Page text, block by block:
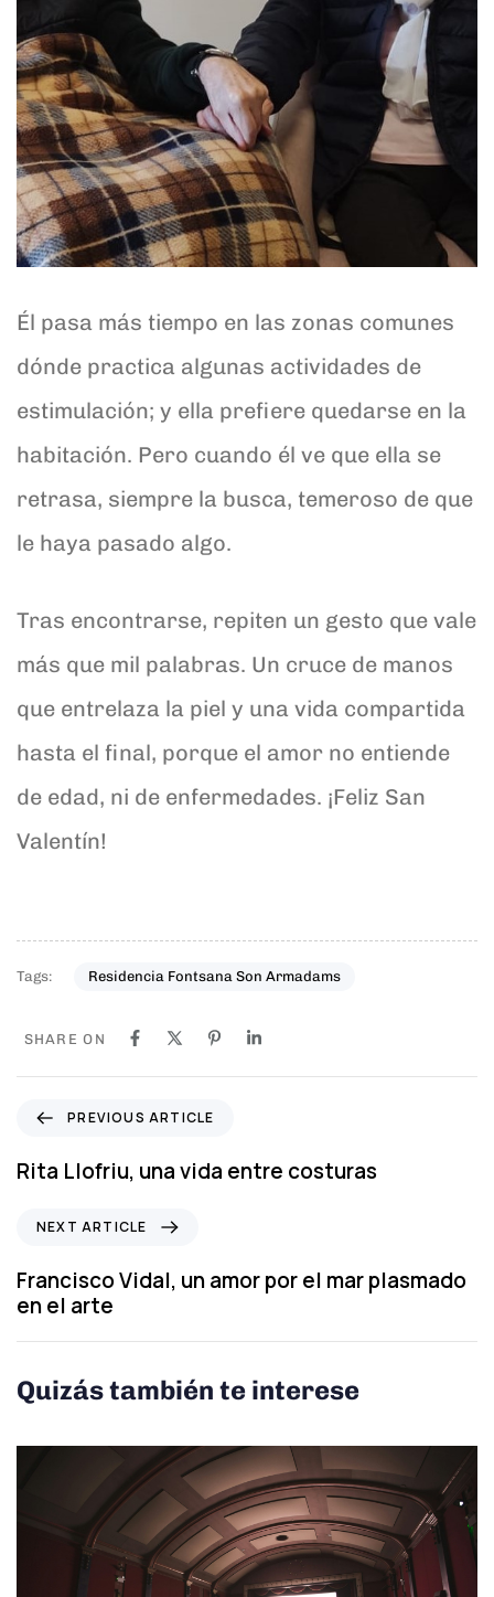
Él pasa más tiempo en las zonas comunes
dónde practica algunas actividades de
estimulación; y ella prefiere quedarse en la
habitación. Pero cuando él ve que ella se
retrasa, siempre la busca, temeroso de que
le haya pasado algo.
Tras encontrarse, repiten un gesto que vale
más que mil palabras. Un cruce de manos
que entrelaza la piel y una vida compartida
hasta el final, porque el amor no entiende
de edad, ni de enfermedades. ¡Feliz San
Valentín!
Tags: Residencia Fontsana Son Armadams
SHARE ON
e
v
s
A
r
i
l
PREVIOUS ARTICLE
Rita Llofriu, una vida entre costuras
x
t
A
r
i
l
NEXT ARTICLE
Francisco Vidal, un amor por el mar plasmado
en el arte
Quizás también te interese